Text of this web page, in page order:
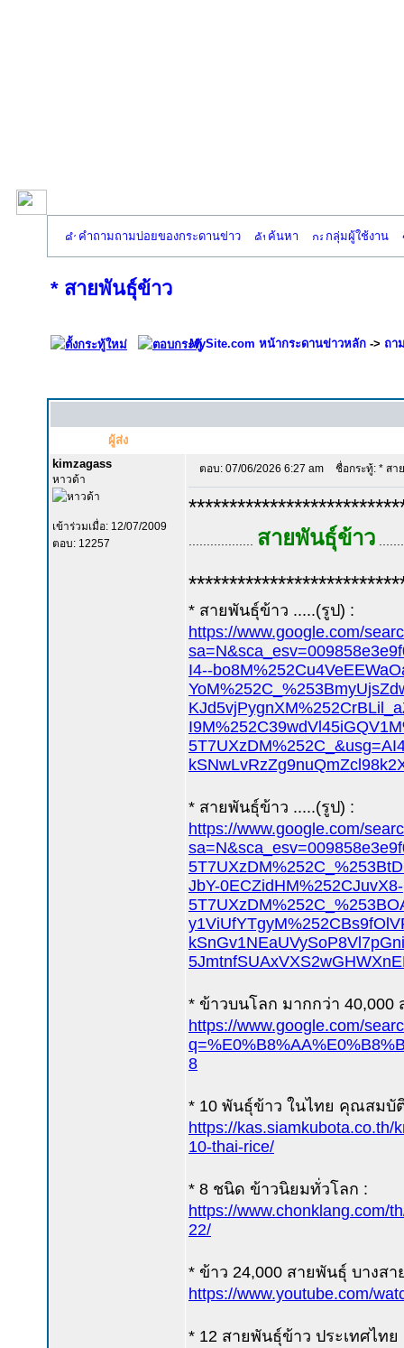
คำถามถามบ่อยของกระดานข่าว ค้นหา กลุ่มผู้ใช้งาน
* สายพันธุ์ข้าว
MySite.com หน้ากระดานข่าวหลัก -> ถา
ผู้ส่ง
kimzagass
หาวด้า
เข้าร่วมเมื่อ: 12/07/2009
ตอบ: 12257
ตอบ: 07/06/2026 6:27 am ชื่อกระทู้: * สา
สายพันธุ์ข้าว
* สายพันธุ์ข้าว .....(รูป) :
https://www.google.com/
I4--
* สายพันธุ์ข้าว .....(รูป) :
https://www.google.com/
JbY-0ECZidHM%252CJuvX8-
* ข้าวบนโลก มากกว่า
https://www.google.com/
8
* 10 พันธุ์ข้าว ในไทย คุณสมบั
https://kas.siamkubota.co.th/
10-thai-rice/
* 8 ชนิด ข้าวนิยมทั่วโลก :
https://www.chonklang.com/
22/
* ข้าว 24,000 สายพันธุ์ บางส
https://www.youtube.com/
* 12 สายพันธ์ุข้าว ประเทศไทย